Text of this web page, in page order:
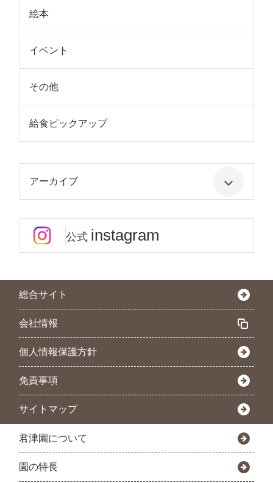
絵本
イベント
その他
給食ピックアップ
アーカイブ
公式 instagram
総合サイト
会社情報
個人情報保護方針
免責事項
サイトマップ
君津園について
園の特長